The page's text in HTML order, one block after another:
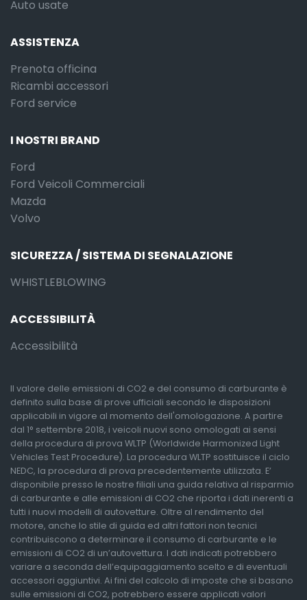
Auto usate
ASSISTENZA
Prenota officina
Ricambi accessori
Ford service
I NOSTRI BRAND
Ford
Ford Veicoli Commerciali
Mazda
Volvo
SICUREZZA / SISTEMA DI SEGNALAZIONE
WHISTLEBLOWING
ACCESSIBILITÀ
Accessibilità
Il valore delle emissioni di CO2 e del consumo di carburante è
definito sulla base di prove ufficiali secondo le disposizioni
applicabili in vigore al momento dell'omologazione. A partire
dal 1° settembre 2018, i veicoli nuovi sono omologati ai sensi
della procedura di prova WLTP (Worldwide Harmonized Light
Vehicles Test Procedure). La procedura WLTP sostituisce il ciclo
NEDC, la procedura di prova precedentemente utilizzata. E’
disponibile presso le nostre filiali una guida relativa al risparmio
di carburante e alle emissioni di CO2 che riporta i dati inerenti a
tutti i nuovi modelli di autovetture. Oltre al rendimento del
motore, anche lo stile di guida ed altri fattori non tecnici
contribuiscono a determinare il consumo di carburante e le
emissioni di CO2 di un’autovettura. I dati indicati potrebbero
variare a seconda dell’equipaggiamento scelto e di eventuali
accessori aggiuntivi. Ai fini del calcolo di imposte che si basano
sulle emissioni di CO2, potrebbero essere applicati valori